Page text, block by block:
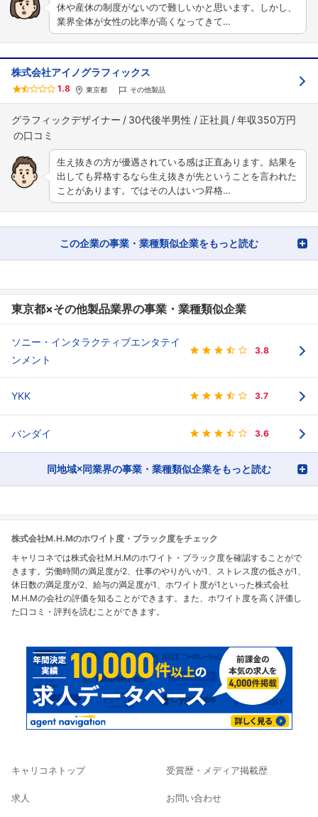
休や産休の制度がないので難しいかと思います。しかし、
業界全体が女性の比率が高くなってきて…
株式会社アイノグラフィックス
1.8 東京都 その他製品
グラフィックデザイナー 30代後半男性 正社員 年収350万円
生え抜きの方が優遇されている感は正直あります。結果を
出しても昇格するなら生え抜きが先ということを言われた
ことがあります。ではその人はいつ昇格…
この企業の事業・業種類似企業をもっと読む
東京都×その他製品業界の事業・業種類似企業
ソニー・インタラクティブエンタテイ
ンメント
3.8
YKK 3.7
バンダイ 3.6
同地域×同業界の事業・業種類似企業をもっと読む
株式会社M.H.Mのホワイト度・ブラック度をチェック
キャリコネでは株式会社M.H.Mのホワイト・ブラック度を確認することがで
きます。労働時間の満足度が2、仕事のやりがいが1、ストレス度の低さが1、
休日数の満足度が2、給与の満足度が1、ホワイト度が1といった株式会社
M.H.Mの会社の評価を知ることができます。また、ホワイト度を高く評価し
た口コミ・評判を読むことができます。
キャリコネトップ
求人
受賞歴・メディア掲載歴
お問い合わせ